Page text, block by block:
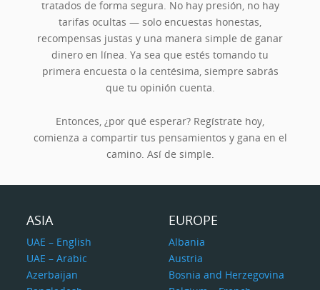
tratados de forma segura. No hay presión, no hay
tarifas ocultas — solo encuestas honestas,
recompensas justas y una manera simple de ganar
dinero en línea. Ya sea que estés tomando tu
primera encuesta o la centésima, siempre sabrás
que tu opinión cuenta.
Entonces, ¿por qué esperar? Regístrate hoy,
comienza a compartir tus pensamientos y gana en el
camino. Así de simple.
ASIA
UAE – English
UAE – Arabic
Azerbaijan
EUROPE
Albania
Austria
Bosnia and Herzegovina